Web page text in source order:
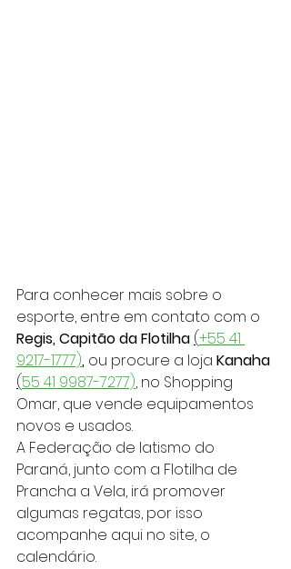
Para conhecer mais sobre o
esporte, entre em contato com o
Regis, Capitão da Flotilha (+55 41
9217-1777), ou procure a loja Kanaha
(55 41 9987-7277), no Shopping
Omar, que vende equipamentos
novos e usados.
A Federação de Iatismo do
Paraná, junto com a Flotilha de
Prancha a Vela, irá promover
algumas regatas, por isso
acompanhe aqui no site, o
calendário.